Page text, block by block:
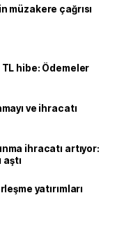
müzakere çağrısı
hibe: Ödemeler
ve ihracatı
ihracatı artıyor:
aştı
yatırımları